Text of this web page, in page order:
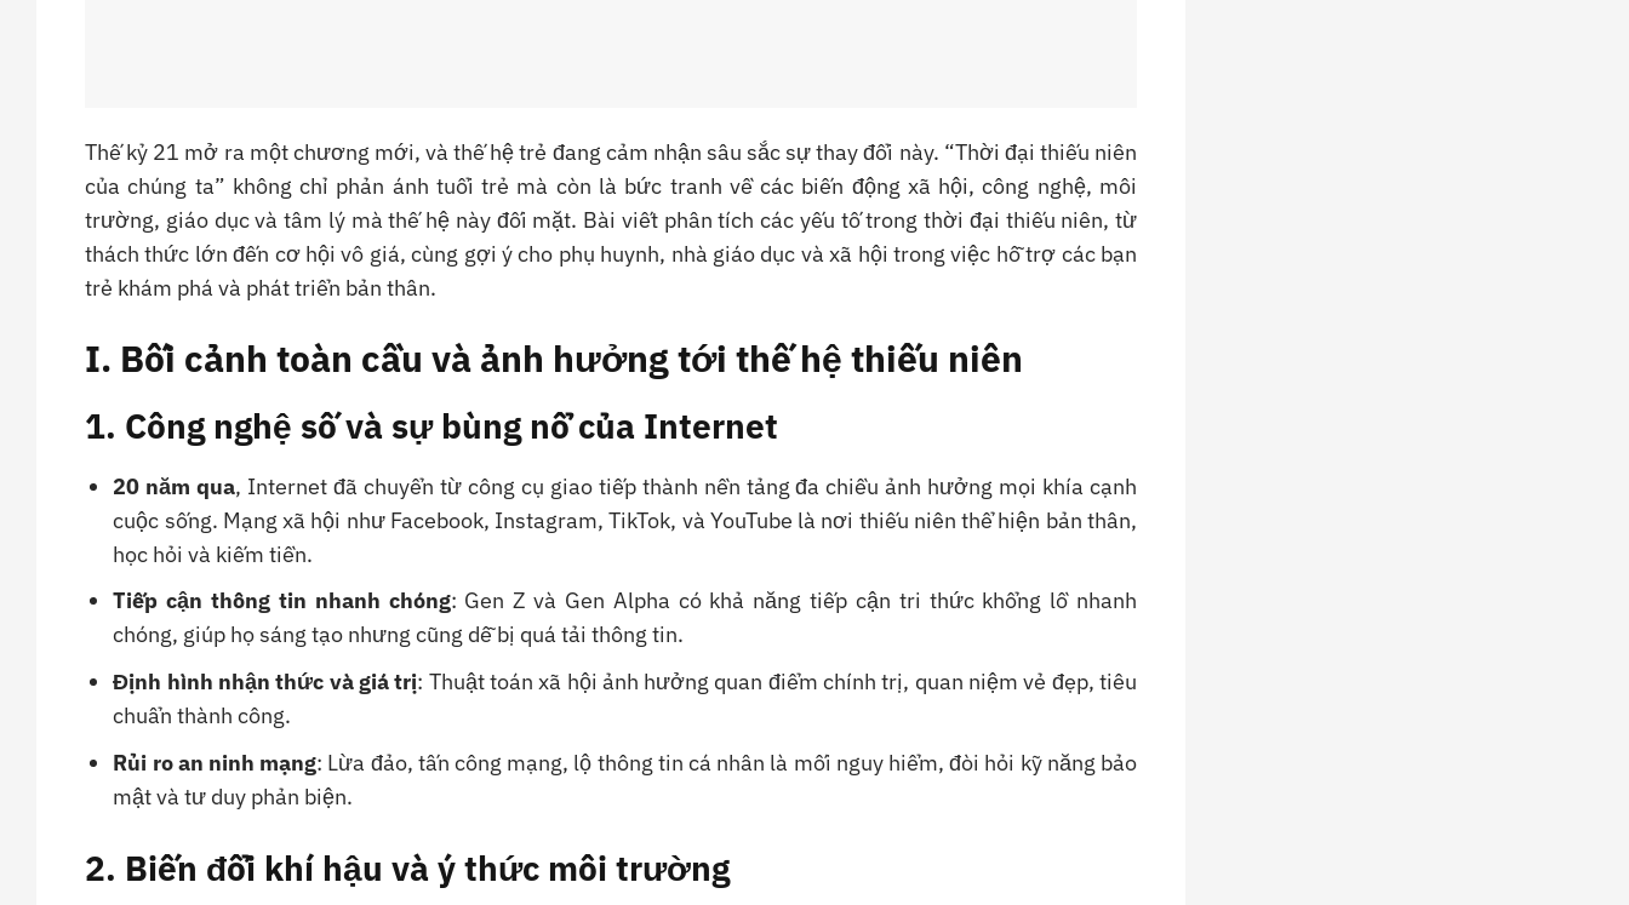
Thế kỷ 21 mở ra một chương mới, và thế hệ trẻ đang cảm nhận sâu sắc sự thay đổi này. “Thời đại thiếu niên
của chúng ta” không chỉ phản ánh tuổi trẻ mà còn là bức tranh về các biến động xã hội, công nghệ, môi
trường, giáo dục và tâm lý mà thế hệ này đối mặt. Bài viết phân tích các yếu tố trong thời đại thiếu niên, từ
thách thức lớn đến cơ hội vô giá, cùng gợi ý cho phụ huynh, nhà giáo dục và xã hội trong việc hỗ trợ các bạn
trẻ khám phá và phát triển bản thân.
I. Bối cảnh toàn cầu và ảnh hưởng tới thế hệ thiếu niên
1. Công nghệ số và sự bùng nổ của Internet
20 năm qua, Internet đã chuyển từ công cụ giao tiếp thành nền tảng đa chiều ảnh hưởng mọi khía cạnh
cuộc sống. Mạng xã hội như Facebook, Instagram, TikTok, và YouTube là nơi thiếu niên thể hiện bản thân,
học hỏi và kiếm tiền.
Tiếp cận thông tin nhanh chóng: Gen Z và Gen Alpha có khả năng tiếp cận tri thức khổng lồ nhanh
chóng, giúp họ sáng tạo nhưng cũng dễ bị quá tải thông tin.
Định hình nhận thức và giá trị: Thuật toán xã hội ảnh hưởng quan điểm chính trị, quan niệm vẻ đẹp, tiêu
chuẩn thành công.
Rủi ro an ninh mạng: Lừa đảo, tấn công mạng, lộ thông tin cá nhân là mối nguy hiểm, đòi hỏi kỹ năng bảo
mật và tư duy phản biện.
2. Biến đổi khí hậu và ý thức môi trường